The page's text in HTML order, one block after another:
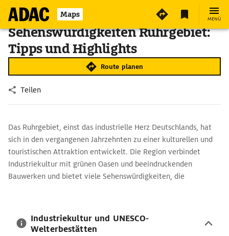
Maps MENÜ
Sehenswürdigkeiten Ruhrgebiet:
Tipps und Highlights
Route planen
Teilen
Das Ruhrgebiet, einst das industrielle Herz Deutschlands, hat
sich in den vergangenen Jahrzehnten zu einer kulturellen und
touristischen Attraktion entwickelt. Die Region verbindet
Industriekultur mit grünen Oasen und beeindruckenden
Bauwerken und bietet viele Sehenswürdigkeiten, die
Industriekultur und UNESCO-
Welterbestätten